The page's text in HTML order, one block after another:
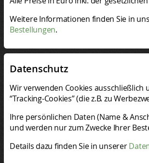
Weitere Informationen finden Sie in
Bestellungen.
Datenschutz
Wir verwenden Cookies
“Tracking-Cookies” (die z.B. zu
Ihre persönlichen Daten (Name &
und werden nur zum Zwecke Ihrer
Details dazu finden Sie in unserer